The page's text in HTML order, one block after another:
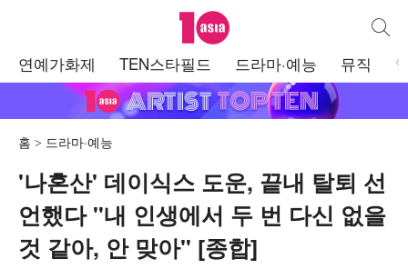
텐아시아 통합
연예가화제 TEN스타필드 드라마·예능 뮤직
홈 드라마·예능
'나혼산' 데이식스 도운, 끝내 탈퇴 선
언했다 "내 인생에서 두 번 다신 없을
것 같아, 안 맞아" [종합]